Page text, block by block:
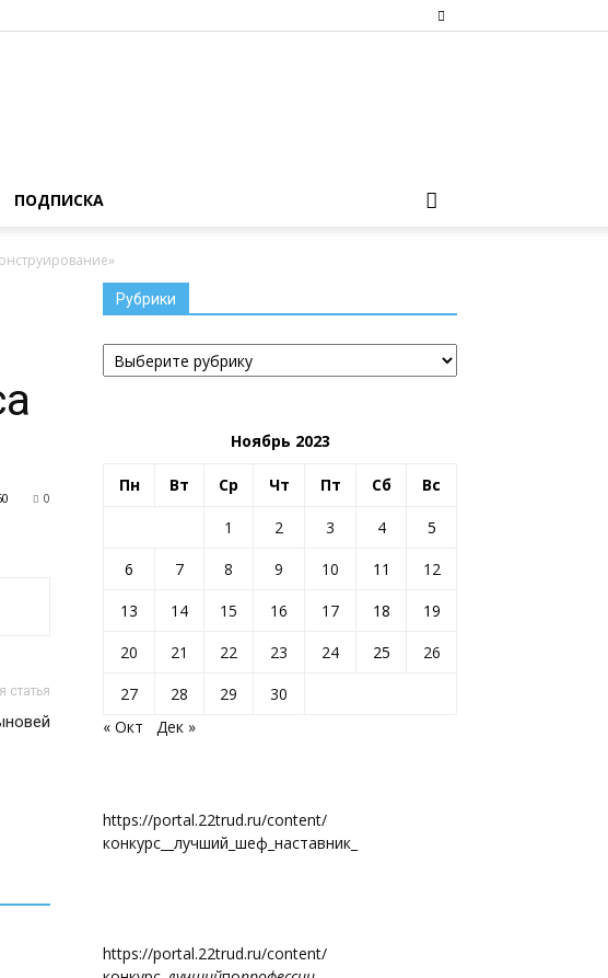
ПОДПИСКА
0
статья
Рубрики
Рубрики
Ноябрь 2023
Пн Вт Ср Чт Пт Сб Вс
1 2 3 4
5
6
7 8 9 10 11
12
13
14 15 16 17 18
19
20
21 22 23 24 25
26
27
28 29
30
« Окт
Дек »
https://portal.22trud.ru/content/
конкурс__лучший_шеф_наставник_
https://portal.22trud.ru/content/